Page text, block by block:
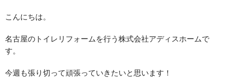
こんにちは。
名古屋のトイレリフォームを行う株式会社アディスホームで
す。
今週も張り切って頑張っていきたいと思います！